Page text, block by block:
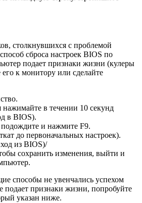
столкнувшихся с проблемой
сброса настроек BIOS по
подает признаки жизни (кулеры
к монитору или сделайте
в течении 10 секунд
в BIOS).
и нажмите F9.
до первоначальных настроек).
из BIOS)/
сохранить изменения, выйти и
способы не увенчались успехом
подает признаки жизни, попробуйте
указан ниже.